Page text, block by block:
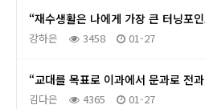
“재수생활은 나에게 가장 큰 터닝포
강하은 3458 01-27
“교대를 목표로 이과에서 문과로 전
김다은 4365 01-27